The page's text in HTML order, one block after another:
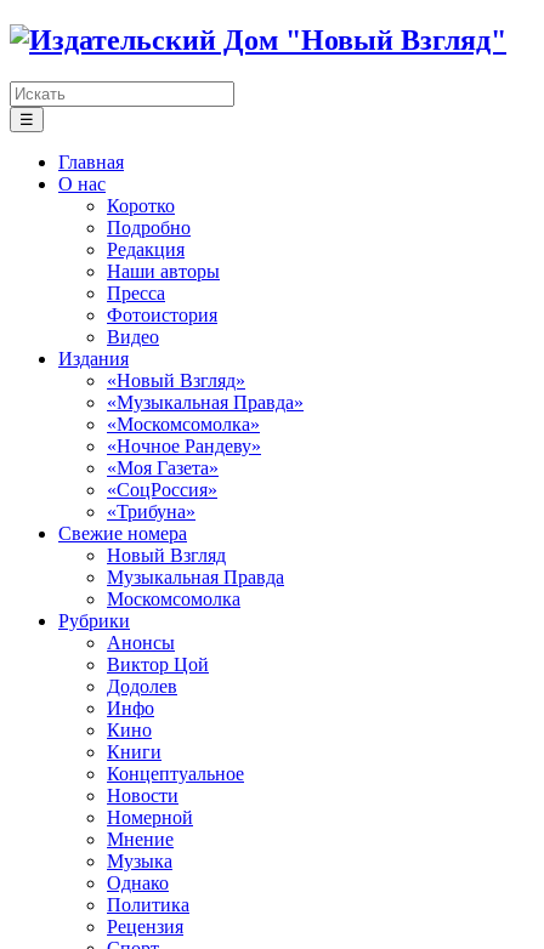
☰
Главная
О нас
Коротко
Подробно
Редакция
Наши авторы
Пресса
Фотоистория
Видео
Издания
«Новый Взгляд»
«Музыкальная Правда»
«Москомсомолка»
«Ночное Рандеву»
«Моя Газета»
«СоцРоссия»
«Трибуна»
Свежие номера
Новый Взгляд
Музыкальная Правда
Москомсомолка
Рубрики
Анонсы
Виктор Цой
Додолев
Инфо
Кино
Книги
Концептуальное
Новости
Номерной
Мнение
Музыка
Однако
Политика
Рецензия